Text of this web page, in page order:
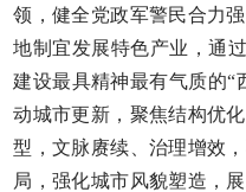
领，健全党政军警民合力
地制宜发展特色产业，通
建设最具精神最有气质的“
动城市更新，聚焦结构优
型，文脉赓续、治理增效
局，强化城市风貌塑造，